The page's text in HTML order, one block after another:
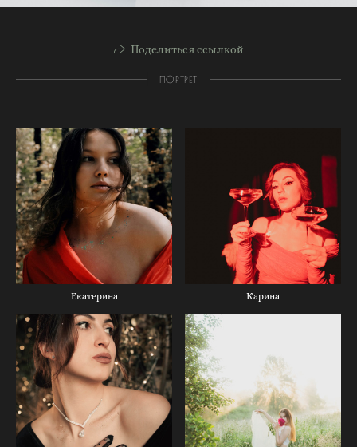
Поделиться ссылкой
ПОРТРЕТ
Екатерина Карина